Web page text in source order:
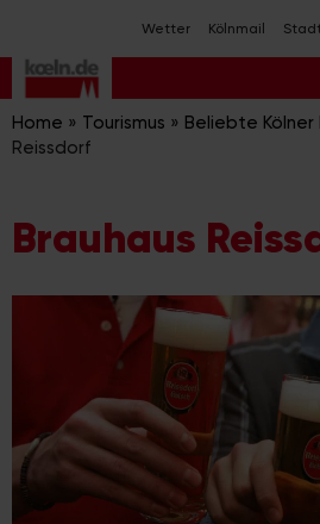
Inhalt
springen
Wetter Kölnmail
Home » Tourismus » Beliebte Kölner
Reissdorf
Brauhaus